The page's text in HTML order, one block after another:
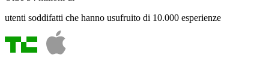
utenti soddifatti che hanno usufruito di 10.000 esperienze